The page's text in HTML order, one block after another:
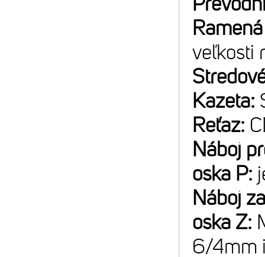
veľkosti
Kazeta:
Reťaz:
Náboj
oska P:
Náboj
oska Z:
6/4mm